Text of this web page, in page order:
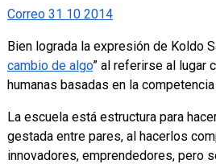
Correo 31 10 2014
Bien lograda la expresión de Koldo
cambio de algo” al referirse al lugar
humanas basadas en la
La escuela está estructura para
gestada entre pares, al hacerlos
innovadores, emprendedores, pero